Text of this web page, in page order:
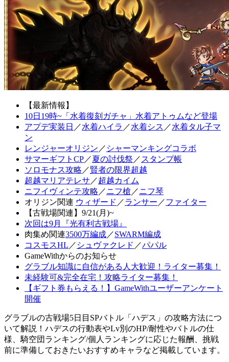
【最新情報】
10日19時~「水着復刻ガチャ」水着アトゥムなど登場
アプデ実装日 ／水着ハイラ ／水着シス ／水着タル子マ
ン
レンジャーオリジン ／ シャーマンキングコラボ
サマーギフトCP／夏の討伐祭 ／ スタンプ帳
ソロモナス攻略 ／賢者の限界超越
超越マリアテレサ ／超越カイム
ニフイヴィンテ攻略 ／ニフ槍 ／ニフ琴
オリジン関連 ウィザード ／ランサー ／ファイター
【古戦場関連】9/21(月)~
次回は9月『光有利古戦場』
肉集め関連3500万編成／SWARM編成
コスモスHL ／ シュヴァクレド ／パパル
GameWithからのお知らせ
グラブル知識に自信がある人大歓迎！ライター募集！
未経験可&完全在宅！攻略ライター募集！
【ギフト券もらえる！】GameWithユーザーアンケート
開催
グラブルの古戦場5日目SPバトル「ハデス」の攻略方法につ
いて解説！ハデスの行動表やLv別のHP/耐性やバトルの仕
様、騎空団ランキング/個人ランキングに応じた報酬、挑戦
前に準備しておきたいおすすめキャラなど掲載しています。